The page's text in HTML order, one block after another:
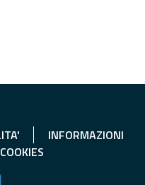
INFORMAZIONI
COOKIES